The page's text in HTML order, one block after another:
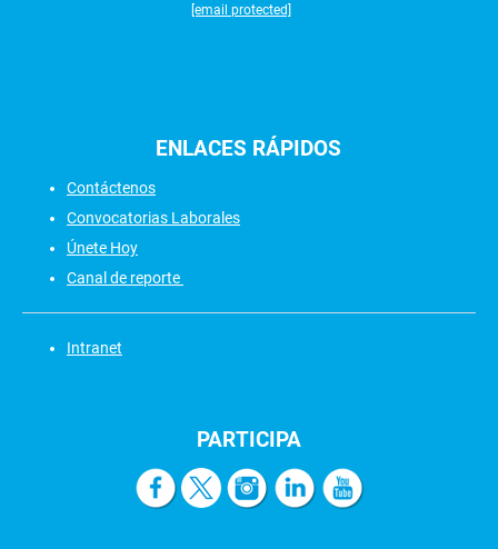
[email protected]
ENLACES RÁPIDOS
Contáctenos
Convocatorias Laborales
Únete Hoy
Canal de reporte
Intranet
PARTICIPA